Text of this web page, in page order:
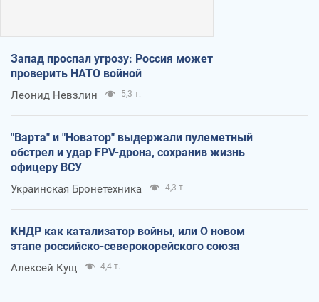
Запад проспал угрозу: Россия может
проверить НАТО войной
Леонид Невзлин 5,3 т.
"Варта" и "Новатор" выдержали пулеметный
обстрел и удар FPV-дрона, сохранив жизнь
офицеру ВСУ
Украинская Бронетехника 4,3 т.
КНДР как катализатор войны, или О новом
этапе российско-северокорейского союза
Алексей Кущ 4,4 т.